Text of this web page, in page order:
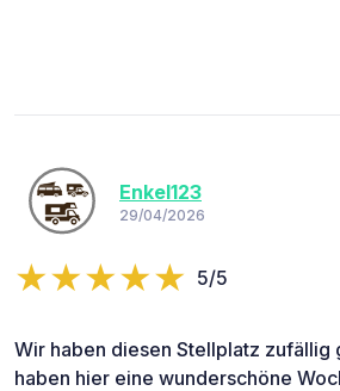
Enkel123
29/04/2026
5/5
Wir haben diesen Stellplatz zufällig
haben hier eine wunderschöne